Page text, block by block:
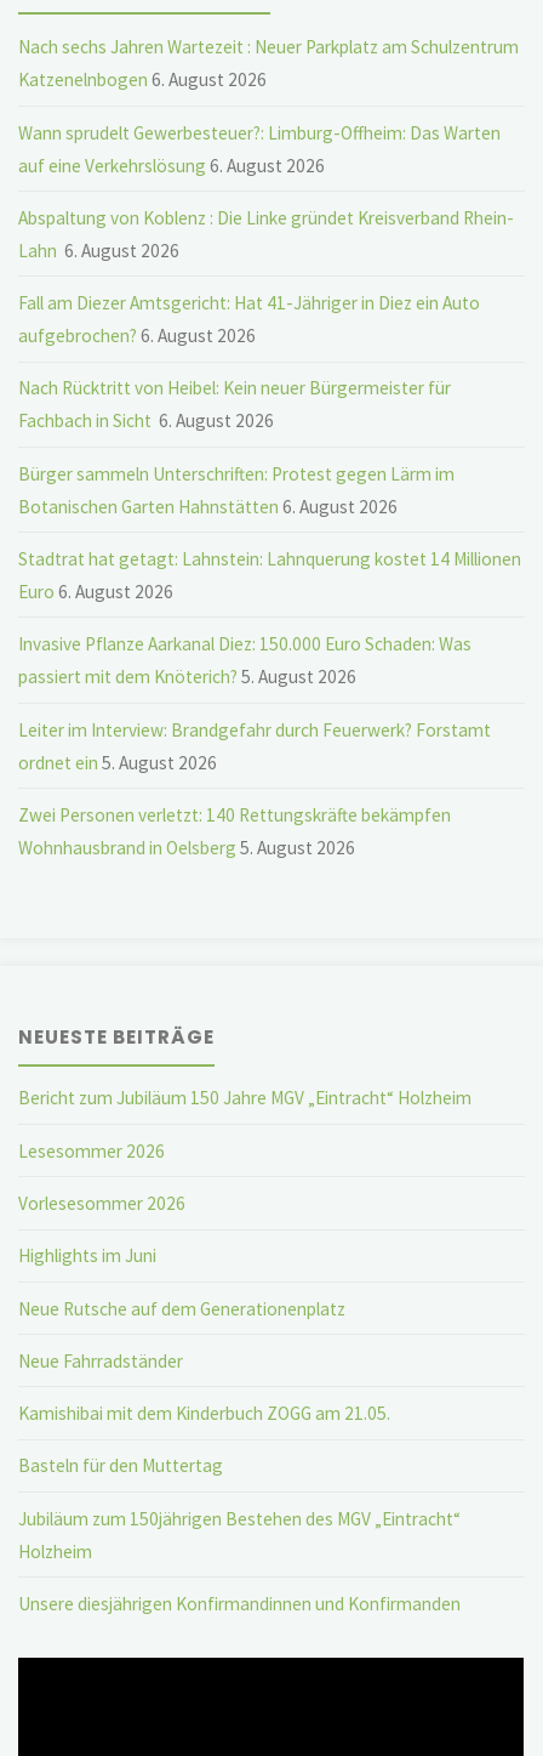
Nach sechs Jahren Wartezeit : Neuer Parkplatz am Schulzentrum
Katzenelnbogen 6. August 2026
Wann sprudelt Gewerbesteuer?: Limburg-Offheim: Das Warten
auf eine Verkehrslösung 6. August 2026
Abspaltung von Koblenz : Die Linke gründet Kreisverband Rhein-
Lahn 6. August 2026
Fall am Diezer Amtsgericht: Hat 41-Jähriger in Diez ein Auto
aufgebrochen? 6. August 2026
Nach Rücktritt von Heibel: Kein neuer Bürgermeister für
Fachbach in Sicht 6. August 2026
Bürger sammeln Unterschriften: Protest gegen Lärm im
Botanischen Garten Hahnstätten 6. August 2026
Stadtrat hat getagt: Lahnstein: Lahnquerung kostet 14 Millionen
Euro 6. August 2026
Invasive Pflanze Aarkanal Diez: 150.000 Euro Schaden: Was
passiert mit dem Knöterich? 5. August 2026
Leiter im Interview: Brandgefahr durch Feuerwerk? Forstamt
ordnet ein 5. August 2026
Zwei Personen verletzt: 140 Rettungskräfte bekämpfen
Wohnhausbrand in Oelsberg 5. August 2026
NEUESTE BEITRÄGE
Bericht zum Jubiläum 150 Jahre MGV „Eintracht“ Holzheim
Lesesommer 2026
Vorlesesommer 2026
Highlights im Juni
Neue Rutsche auf dem Generationenplatz
Neue Fahrradständer
Kamishibai mit dem Kinderbuch ZOGG am 21.05.
Basteln für den Muttertag
Jubiläum zum 150jährigen Bestehen des MGV „Eintracht“
Holzheim
Unsere diesjährigen Konfirmandinnen und Konfirmanden